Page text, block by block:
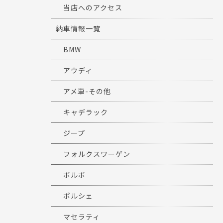
当店へのアクセス
納車情報一覧
BMW
アウディ
アメ車-その他
キャデラック
ジープ
フォルクスワーゲン
ボルボ
ポルシェ
マセラティ